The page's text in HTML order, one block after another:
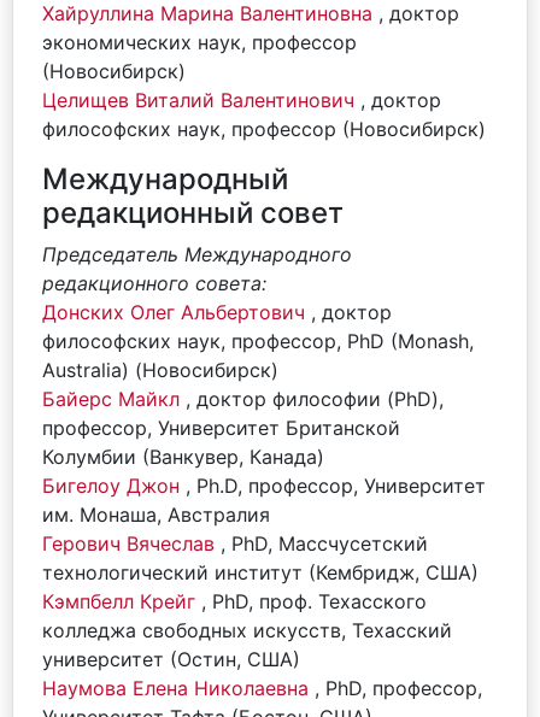
Хайруллина Марина Валентиновна , доктор
экономических наук, профессор
(Новосибирск)
Целищев Виталий Валентинович , доктор
философских наук, профессор (Новосибирск)
Международный
редакционный совет
Председатель Международного
редакционного совета:
Донских Олег Альбертович , доктор
философских наук, профессор, PhD (Monash,
Australia) (Новосибирск)
Байерс Майкл , доктор философии (PhD),
профессор, Университет Британской
Колумбии (Ванкувер, Канада)
Бигелоу Джон , Ph.D, профессор, Университет
им. Монаша, Австралия
Герович Вячеслав , PhD, Массчусетский
технологический институт (Кембридж, США)
Кэмпбелл Крейг , PhD, проф. Техасского
колледжа свободных искусств, Техасский
университет (Остин, США)
Наумова Елена Николаевна , PhD, профессор,